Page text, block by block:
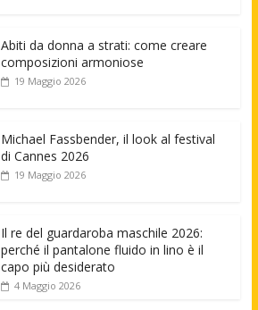
Abiti da donna a strati: come creare
composizioni armoniose
19 Maggio 2026
Michael Fassbender, il look al festival
di Cannes 2026
19 Maggio 2026
Il re del guardaroba maschile 2026:
perché il pantalone fluido in lino è il
capo più desiderato
4 Maggio 2026